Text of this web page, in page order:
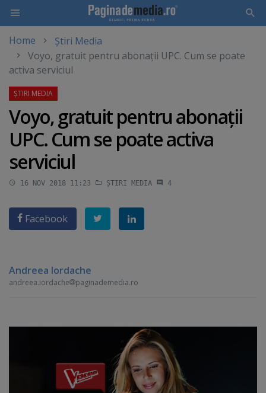
main
content
Home
Știri Media
Voyo, gratuit pentru abonaţii UPC. Cum se poate
activa serviciul
Voyo, gratuit pentru abonaţii
UPC. Cum se poate activa
serviciul
16 NOV 2018 11:23 ȘTIRI MEDIA 4
Facebook
Andreea Iordache
andreea.iordache paginademedia.ro